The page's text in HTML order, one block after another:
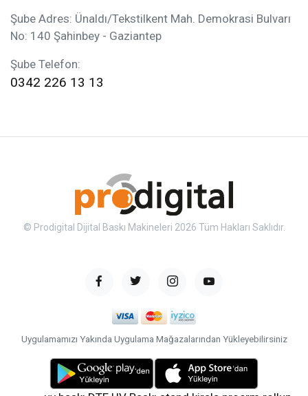
Şube Adres: Ünaldı/Tekstilkent Mah. Demokrasi Bulvarı
No: 140 Şahinbey - Gaziantep
Şube Telefon:
0342 226 13 13
© Prodigital Dijital Baskı Makineleri 2026 Tüm Hakları Saklıdır.
Uygulamamızı Yakında Uygulama Mağazalarından Yükleyebilirsiniz